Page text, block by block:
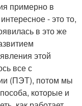
примерно в
- это то,
в это же
этой
все с
(ПЭТ), потом мы
которые и